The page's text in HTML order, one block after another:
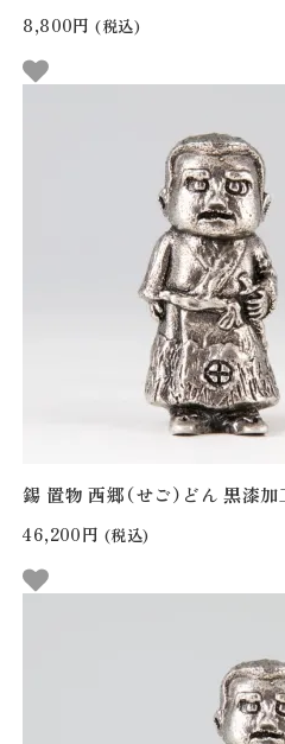
8,800円 (税込)
錫 置物 西郷（せご）どん 黒漆
46,200円 (税込)